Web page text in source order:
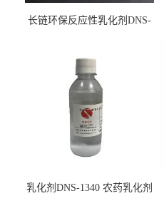
长链环保反应性乳化剂DNS-
乳化剂DNS-1340 农药乳化剂